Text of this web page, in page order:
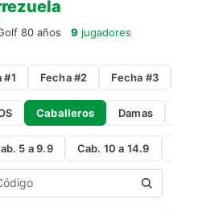
80 años 9jugadores
#1 Fecha #2 Fecha #3
Caballeros Damas
5 a 9.9 Cab. 10 a 14.9